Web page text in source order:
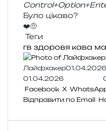
Було цікаво?
❤️🤨
Теги
гв здоровя кава
Лайфхакер01.04.2026
01.04.2026
Facebook X
Відправити по Email